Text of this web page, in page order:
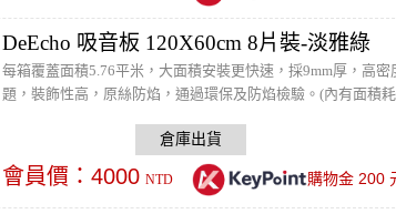
DeEcho 吸音板 120X60cm 8片裝-淡雅綠
每箱覆蓋面積5.76平米，大面積安裝更快速，採9mm厚，高
題，裝飾性高，原絲防焰，通過環保及防焰檢驗。(內有面積
會員價： 4000 NTD 購物金 200